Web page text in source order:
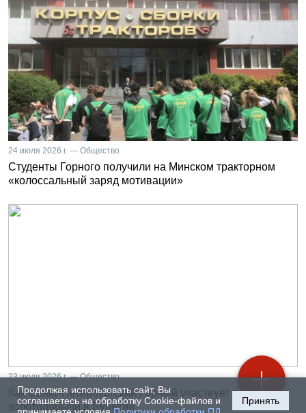
Продолжая использовать сайт, Вы
соглашаетесь на обработку Cookie-файлов и
Принять
24 июля 2026 г. — Общество
Студенты Горного получили на Минском тракторном
«колоссальный заряд мотивации»
23 июля 2026 г. — Общество
Как Санкт-Петербургский Горный участвует в развитии
золотодобычи в Бурятии